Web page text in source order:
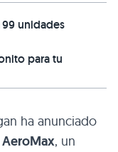
unidades
para tu
ha anunciado
, un